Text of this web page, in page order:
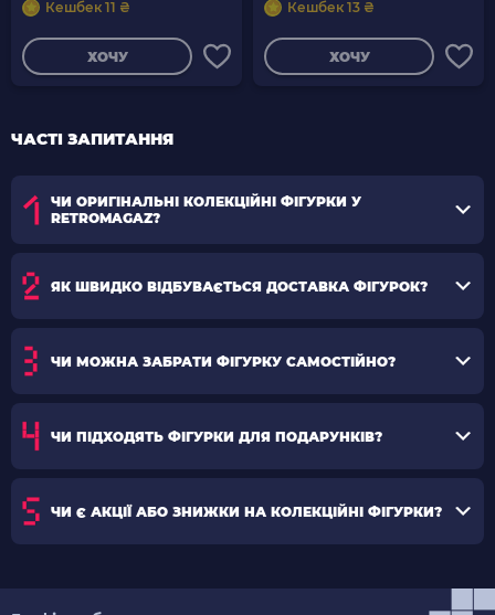
Кешбек 11 ₴
ХОЧУ
Кешбек 13 ₴
ХОЧУ
ЧАСТІ ЗАПИТАННЯ
ЧИ ОРИГІНАЛЬНІ КОЛЕКЦІЙНІ ФІГУРКИ У
RETROMAGAZ?
ЯК ШВИДКО ВІДБУВАЄТЬСЯ ДОСТАВКА ФІГУРОК?
ЧИ МОЖНА ЗАБРАТИ ФІГУРКУ САМОСТІЙНО?
ЧИ ПІДХОДЯТЬ ФІГУРКИ ДЛЯ ПОДАРУНКІВ?
ЧИ Є АКЦІЇ АБО ЗНИЖКИ НА КОЛЕКЦІЙНІ ФІГУРКИ?